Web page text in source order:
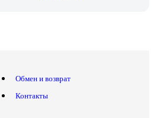
Обмен и возврат
Контакты